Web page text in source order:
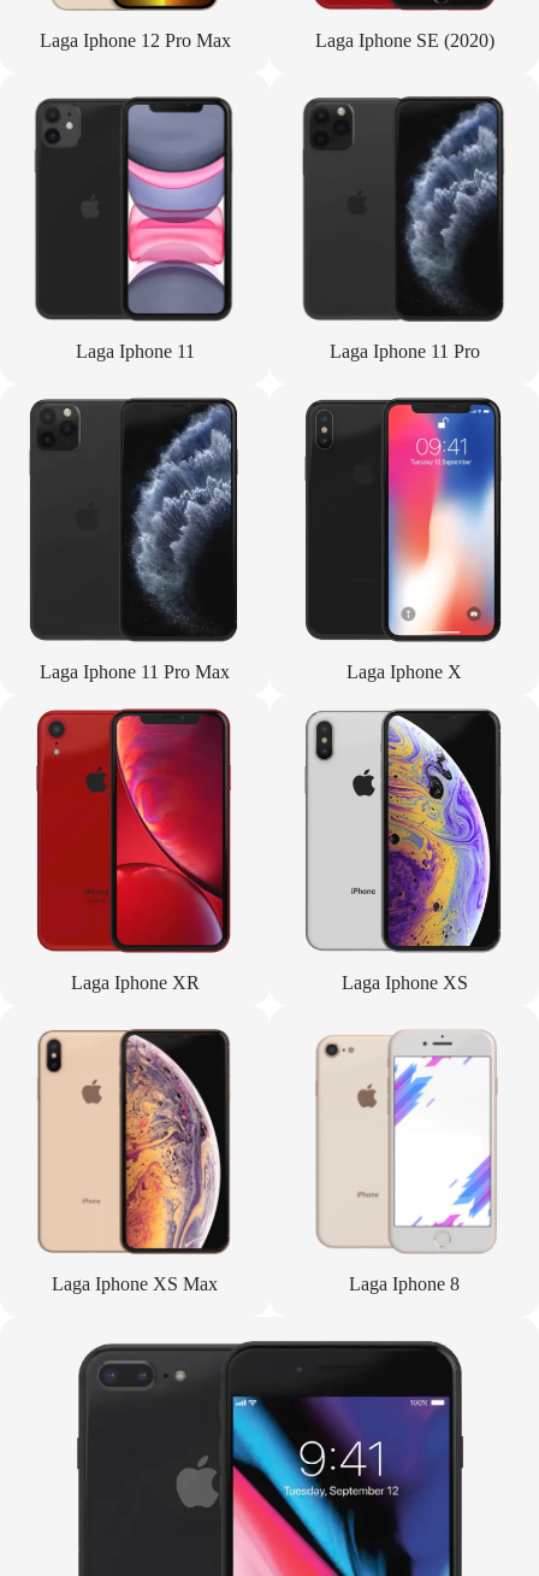
Laga Iphone 12 Pro Max Laga Iphone SE (2020)
Laga Iphone 11 Laga Iphone 11 Pro
Laga Iphone 11 Pro Max Laga Iphone X
Laga Iphone XR Laga Iphone XS
Laga Iphone XS Max Laga Iphone 8